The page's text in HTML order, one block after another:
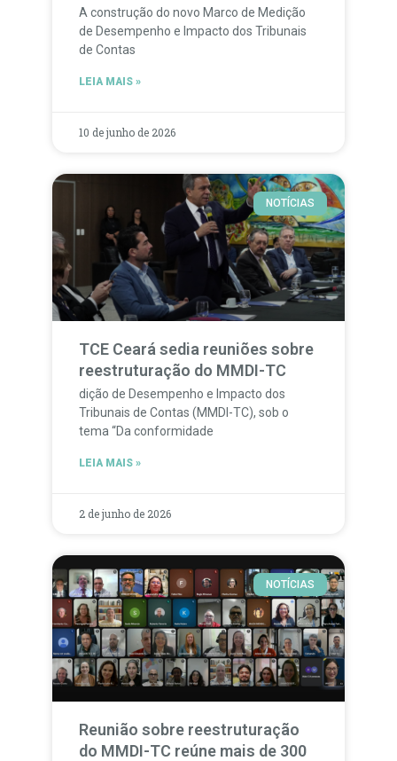
A construção do novo Marco de Medição
de Desempenho e Impacto dos Tribunais
de Contas
LEIA MAIS »
10 de junho de 2026
NOTÍCIAS
TCE Ceará sedia reuniões sobre
reestruturação do MMDI-TC
dição de Desempenho e Impacto dos
Tribunais de Contas (MMDI-TC), sob o
tema “Da conformidade
LEIA MAIS »
2 de junho de 2026
NOTÍCIAS
Reunião sobre reestruturação
do MMDI-TC reúne mais de 300